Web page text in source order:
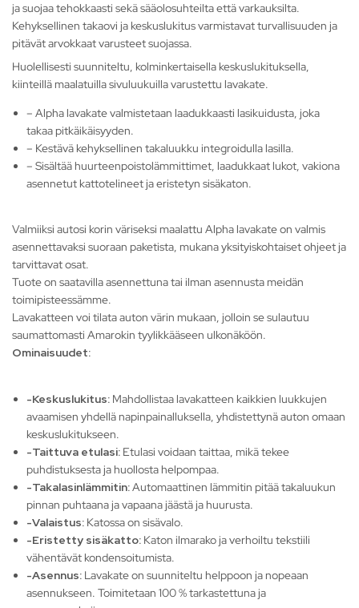
ja suojaa tehokkaasti sekä sääolosuhteilta että varkauksilta.
Kehyksellinen takaovi ja keskuslukitus varmistavat turvallisuuden ja
pitävät arvokkaat varusteet suojassa.
Huolellisesti suunniteltu, kolminkertaisella keskuslukituksella,
kiinteillä maalatuilla sivuluukuilla varustettu lavakate.
– Alpha lavakate valmistetaan laadukkaasti lasikuidusta, joka
takaa pitkäikäisyyden.
– Kestävä kehyksellinen takaluukku integroidulla lasilla.
– Sisältää huurteenpoistolämmittimet, laadukkaat lukot, vakiona
asennetut kattotelineet ja eristetyn sisäkaton.
Valmiiksi autosi korin väriseksi maalattu Alpha lavakate on valmis
asennettavaksi suoraan paketista, mukana yksityiskohtaiset ohjeet ja
tarvittavat osat.
Tuote on saatavilla asennettuna tai ilman asennusta meidän
toimipisteessämme.
Lavakatteen voi tilata auton värin mukaan, jolloin se sulautuu
saumattomasti Amarokin tyylikkääseen ulkonäköön.
Ominaisuudet:
-Keskuslukitus: Mahdollistaa lavakatteen kaikkien luukkujen
avaamisen yhdellä napinpainalluksella, yhdistettynä auton omaan
keskuslukitukseen.
-Taittuva etulasi: Etulasi voidaan taittaa, mikä tekee
puhdistuksesta ja huollosta helpompaa.
-Takalasinlämmitin:Automaattinen lämmitin pitää takaluukun
pinnan puhtaana ja vapaana jäästä ja huurusta.
-Valaistus: Katossa on sisävalo.
-Eristetty sisäkatto: Katon ilmarako ja verhoiltu tekstiili
vähentävät kondensoitumista.
-Asennus: Lavakate on suunniteltu helppoon ja nopeaan
asennukseen. Toimitetaan 100 % tarkastettuna ja